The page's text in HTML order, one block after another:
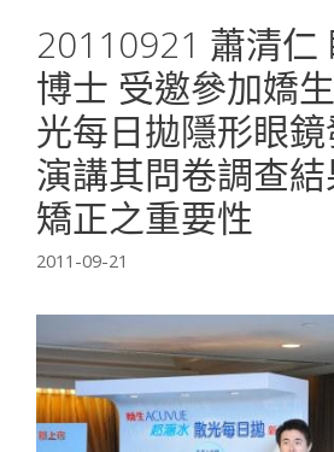
20110921 蕭清仁
博士 受邀參加嬌
光每日拋隱形眼
演講其問卷調查
矯正之重要性
2011-09-21